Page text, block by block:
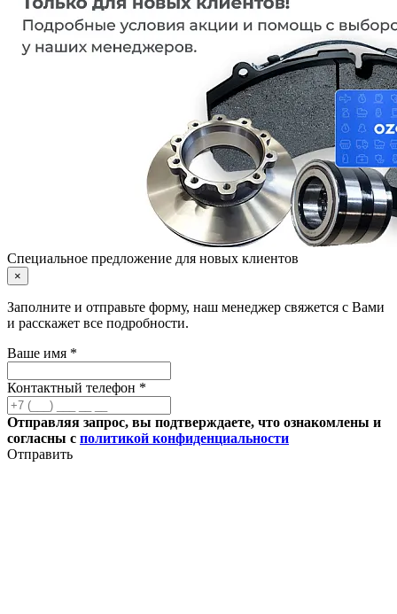
Специальное предложение для новых клиентов
×
Заполните и отправьте форму, наш менеджер свяжется с Вами
и расскажет все подробности.
Ваше имя *
Контактный телефон *
Отправляя запрос, вы подтверждаете, что ознакомлены и
согласны с политикой конфиденциальности
Отправить